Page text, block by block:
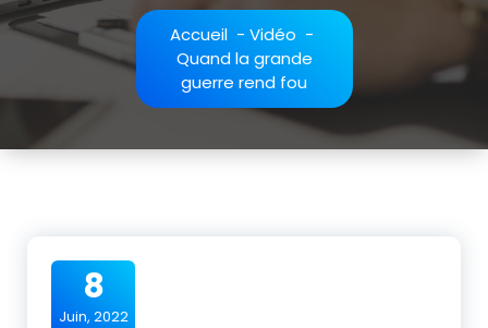
Accueil - Vidéo -
Quand la grande
guerre rend fou
8
Juin, 2022